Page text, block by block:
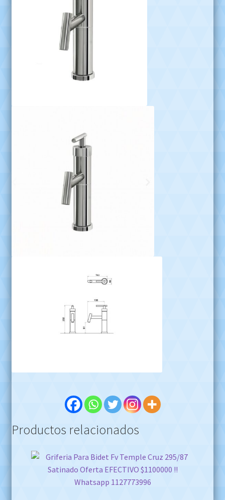
Productos relacionados